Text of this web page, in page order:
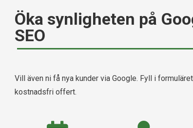
Öka synligheten på
SEO
Vill även ni få nya kunder via Google. Fyll i
kostnadsfri offert.